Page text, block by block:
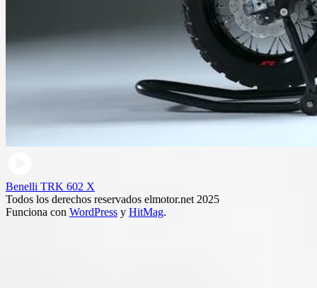
Benelli TRK 602 X
Todos los derechos reservados elmotor.net 2025
Funciona con WordPress y HitMag.